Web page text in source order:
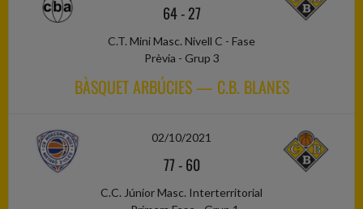
64-27
C.T. Mini Masc. Nivell C - Fase
Prèvia - Grup 3
BÀSQUET ARBÚCIES — C.B. BLANES
02/10/2021
77-60
C.C. Júnior Masc. Interterritorial